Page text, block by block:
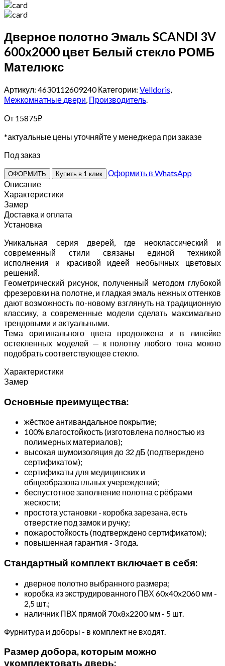
Дверное полотно Эмаль SCANDI 3V
600х2000 цвет Белый стекло РОМБ
Мателюкс
Артикул: 4630112609240Категории: Velldoris,
Межкомнатные двери, Производитель.
От 15875₽
*актуальные цены уточняйте у менеджера при заказе
Под заказ
ОФОРМИТЬ Купить в 1 клик
Оформить в WhatsApp
Описание
Характеристики
Замер
Доставка и оплата
Установка
Уникальная серия дверей, где неоклассический и
современный стили связаны единой техникой
исполнения и красивой идеей необычных цветовых
решений.
Геометрический рисунок, полученный методом глубокой
фрезеровки на полотне, и гладкая эмаль нежных оттенков
дают возможность по-новому взглянуть на традиционную
классику, а современные модели сделать максимально
трендовыми и актуальными.
Тема оригинального цвета продолжена и в линейке
остекленных моделей — к полотну любого тона можно
подобрать соответствующее стекло.
Характеристики
Замер
Основные преимущества:
жёсткое антивандальное покрытие;
100% влагостойкость (изготовлена полностью из
полимерных материалов);
высокая шумоизоляция до 32 дБ (подтверждено
сертификатом);
сертификаты для медицинских и
общеобразоватльных учереждений;
беспустотное заполнение полотна с рёбрами
жескости;
простота установки - коробка зарезана, есть
отверстие под замок и ручку;
пожаростойкость (подтверждено сертификатом);
повышенная гарантия - 3 года.
Стандартный комплект включает в себя:
дверное полотно выбранного размера;
коробка из экструдированного ПВХ 60x40x2060 мм -
2,5 шт.;
наличник ПВХ прямой 70x8x2200 мм - 5 шт.
Фурнитура и доборы - в комплект не входят.
Размер добора, которым можно
укомплектовать дверь: